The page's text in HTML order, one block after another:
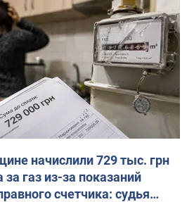
начислили 729 тыс. грн
за газ из-за показаний
счетчика: судья